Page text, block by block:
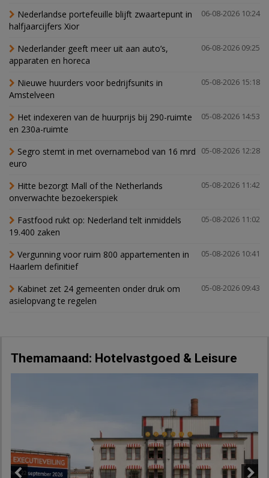
06-08-2026 10:24
Nederlandse portefeuille blijft zwaartepunt in
halfjaarcijfers Xior
06-08-2026 09:25
Nederlander geeft meer uit aan auto’s,
apparaten en horeca
05-08-2026 15:18
Nieuwe huurders voor bedrijfsunits in
Amstelveen
05-08-2026 14:53
Het indexeren van de huurprijs bij 290-ruimte
en 230a-ruimte
05-08-2026 12:28
Segro stemt in met overnamebod van 16 mrd
euro
05-08-2026 11:42
Hitte bezorgt Mall of the Netherlands
onverwachte bezoekerspiek
05-08-2026 11:02
Fastfood rukt op: Nederland telt inmiddels
19.400 zaken
05-08-2026 10:41
Vergunning voor ruim 800 appartementen in
Haarlem definitief
05-08-2026 09:43
Kabinet zet 24 gemeenten onder druk om
asielopvang te regelen
Themamaand: Hotelvastgoed & Leisure